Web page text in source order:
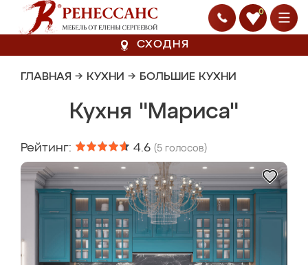
0
СХОДНЯ
ГЛАВНАЯ → КУХНИ → БОЛЬШИЕ КУХНИ
Кухня "Мариса"
Рейтинг: 4.6 (5 голосов)